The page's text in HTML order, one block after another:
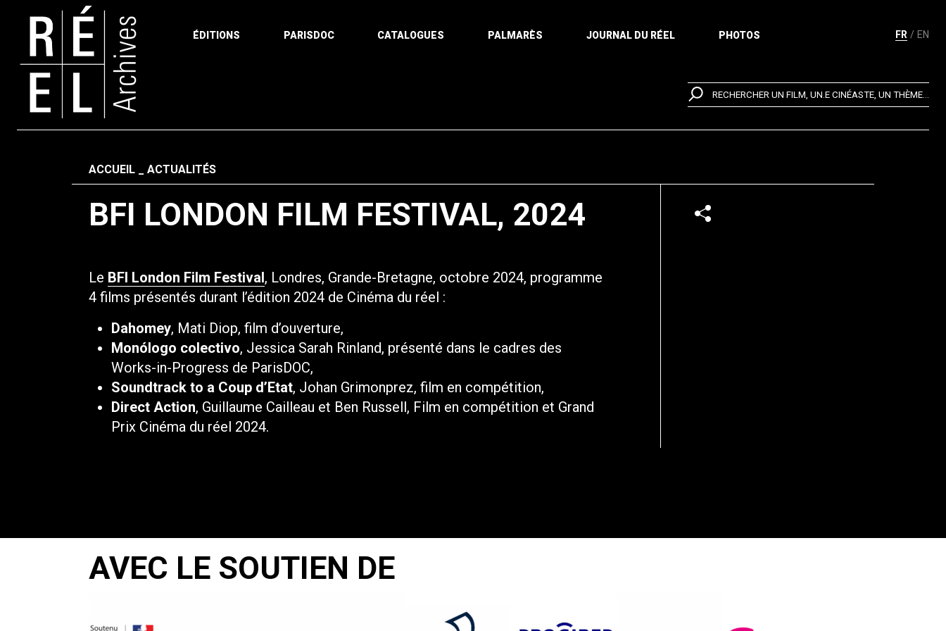
FR EN
ÉDITIONS PARISDOC CATALOGUES PALMARÈS JOURNAL DU RÉEL PHOTOS
RECHERCHER UN FILM, UN.E CINÉASTE, UN THÈME...
Fil d'ariane
ACCUEIL ACTUALITÉS
BFI LONDON FILM FESTIVAL, 2024
Le BFI London Film Festival, Londres, Grande-Bretagne, octobre 2024, programme
4 films présentés durant l’édition 2024 de Cinéma du réel :
Dahomey, Mati Diop, film d’ouverture,
Monólogo colectivo, Jessica Sarah Rinland, présenté dans le cadres des
Works-in-Progress de ParisDOC,
Soundtrack to a Coup d’Etat, Johan Grimonprez, film en compétition,
Direct Action, Guillaume Cailleau et Ben Russell, Film en compétition et Grand
Prix Cinéma du réel 2024.
AVEC LE SOUTIEN DE